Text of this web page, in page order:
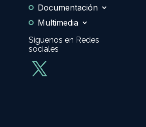
Documentación
Multimedia
Síguenos en Redes
sociales